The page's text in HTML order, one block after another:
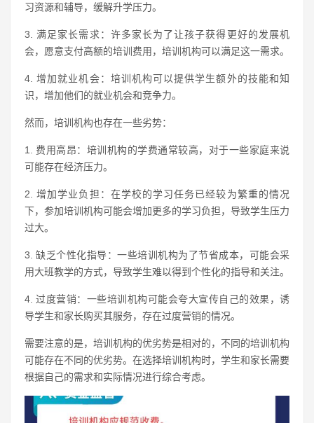
习资源和辅导，缓解升学压力。
3. 满足家长需求：许多家长为了让孩子获得更好的发展机
会，愿意支付高额的培训费用，培训机构可以满足这一需求。
4. 增加就业机会：培训机构可以提供学生额外的技能和知
识，增加他们的就业机会和竞争力。
然而，培训机构也存在一些劣势：
1. 费用高昂：培训机构的学费通常较高，对于一些家庭来说
可能存在经济压力。
2. 增加学业负担：在学校的学习任务已经较为繁重的情况
下，参加培训机构可能会增加更多的学习负担，导致学生压力
过大。
3. 缺乏个性化指导：一些培训机构为了节省成本，可能会采
用大班教学的方式，导致学生难以得到个性化的指导和关注。
4. 过度营销：一些培训机构可能会夸大宣传自己的效果，诱
导学生和家长购买其服务，存在过度营销的情况。
需要注意的是，培训机构的优劣势是相对的，不同的培训机构
可能存在不同的优劣势。在选择培训机构时，学生和家长需要
根据自己的需求和实际情况进行综合考虑。